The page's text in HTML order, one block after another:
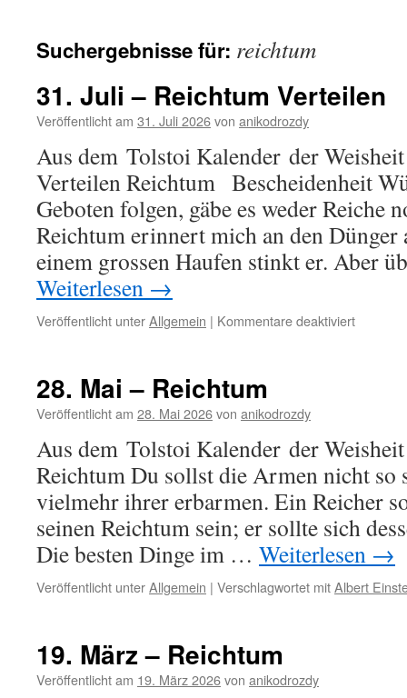
Suchergebnisse für: reichtum
31. Juli – Reichtum Verteilen
Veröffentlicht am 31. Juli 2026von anikodrozdy
Aus dem Tolstoi Kalender der
Verteilen Reichtum Bescheidenheit
Geboten folgen, gäbe es weder
Reichtum erinnert mich an den
einem grossen Haufen stinkt er. Aber
Weiterlesen →
Veröffentlicht unterAllgemein | Kommentare deaktiviertfür
28. Mai – Reichtum
Veröffentlicht am 28. Mai 2026von anikodrozdy
Aus dem Tolstoi Kalender der
Reichtum Du sollst die Armen nicht so
vielmehr ihrer erbarmen. Ein Reicher
seinen Reichtum sein; er sollte sich
Die besten Dinge im … Weiterlesen →
Veröffentlicht unterAllgemein | Verschlagwortet mitAlbert
19. März – Reichtum
Veröffentlicht am 19. März 2026von anikodrozdy